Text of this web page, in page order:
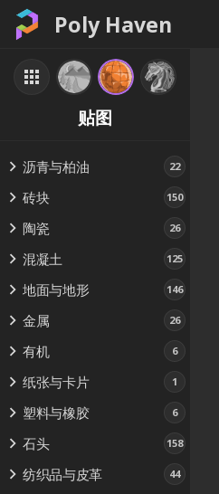
Poly Haven
贴图
沥青与柏油 22
砖块 150
陶瓷 26
混凝土 125
地面与地形 146
金属 26
有机 6
纸张与卡片 1
塑料与橡胶 6
石头 158
纺织品与皮革 44